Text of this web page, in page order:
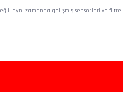
aynı zamanda gelişmiş sensörleri ve